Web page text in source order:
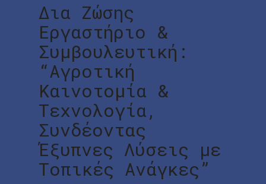
Δια Ζώσης
Εργαστήριο &
Συμβουλευτική:
“Αγροτική
Καινοτομία &
Τεχνολογία,
Συνδέοντας
Έξυπνες Λύσεις με
Τοπικές Ανάγκες”